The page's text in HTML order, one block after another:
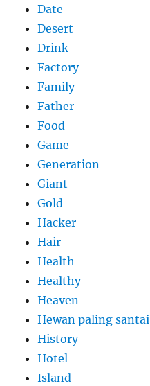
Date
Desert
Drink
Factory
Family
Father
Food
Game
Generation
Giant
Gold
Hacker
Hair
Health
Healthy
Heaven
Hewan paling santai
History
Hotel
Island